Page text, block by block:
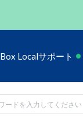
Box Localサポート